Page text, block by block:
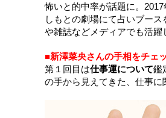
怖いと的中率が話題に。2017
しもとの劇場にて占いブー
や雑誌などメディアでも活躍
■新澤菜央さんの手相をチェ
第１回目は仕事運について鑑
の手から見えてきた、仕事